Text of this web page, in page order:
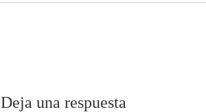
Deja una respuesta